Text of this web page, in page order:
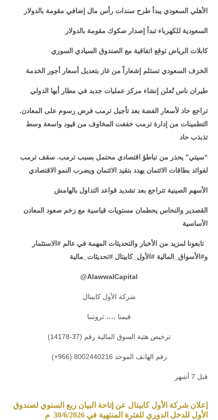
الأهلي السعودي يبدأ طرح سندات رأس مال إضافي مقومة بالدولار
السعودية للكهرباء تبدأ إصدار صكوك مقومة بالدولار
كابلات الرياض توقع اتفاقية مع الصندوق السيادي السوري
الخزف السعودي تستلم إشعاراً من غاز بتعديل أسعار أجور الخدمة
طيران ناس تُعلن إنشاء مركز عمليات جديد في مطار أبها الدولي
تراجع حاد لأسعار الفضة بعد تأجيل ترمب فرض رسوم على المعادن.
التطمينات من إدارة ترمب خففت المخاوف من قيود واسعة وسط
تذبذب حاد
“سيتي” يحذر من تباطؤ اقتصادي محتمل بسبب ترمب. سقف ترمب
لفوائد بطاقات الائتمان يهدد بتقيد الائتمان ويضرب النمو الاقتصادي
الأسهم الصينية تتراجع بعد تشديد قواعد التداول بالهامش
القصدير والنحاس يحطمان مستويات قياسية مع زخم صعود المعادن
الأساسية
تابعونا لمزيد من الأخبار والتحديثات المهمة في عالم #الاستثمار
و#الأسواق_المالية #الأول_كابيتال #تحديثات_مالية
AlawwalCapital
@
شركة الأول كابيتال
قيمنا ،،،، ثروتننا
ترخيص هئية السوق المالية رقم (37-14178)
رقم الهاتف الموحد 8002440216 (966+)
قبل 7 أشهر
إعلان شركة الأول كابيتال عن إتاحة البيان ربع السنوي لصندوق
الأول للدخل الدوري للفترة المنتهية في 30/6/2026 م